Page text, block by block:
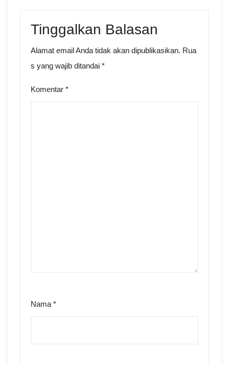
e
b
o
t
s
A
i
l
s
e
n
n
t
e
g
Tinggalkan Balasan
Alamat email Anda tidak akan dipublikasikan. Rua
s yang wajib ditandai *
Komentar *
Nama *